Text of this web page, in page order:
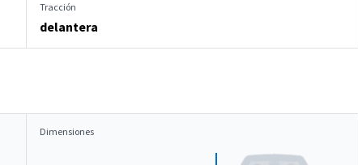
Tracción
delantera
Dimensiones